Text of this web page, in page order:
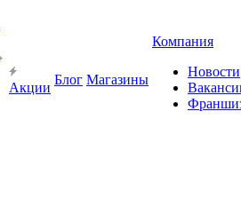
Акции
Блог Магазины
Компания
Новости